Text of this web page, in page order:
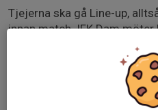
Tjejerna ska gå Line-up,
innan match. IFK Dam möter
Mer info kommer på SMS.